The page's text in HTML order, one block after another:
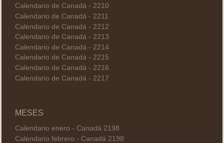
Calendario de Canadá - 2210
Calendario de Canadá - 2211
Calendario de Canadá - 2212
Calendario de Canadá - 2213
Calendario de Canadá - 2214
Calendario de Canadá - 2215
Calendario de Canadá - 2216
Calendario de Canadá - 2217
MESES
Calendario enero - Canadá 2198
Calendario febrero - Canadá 2198